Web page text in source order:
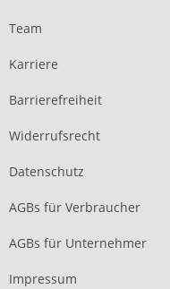
Team
Karriere
Barrierefreiheit
Widerrufsrecht
Datenschutz
AGBs für Verbraucher
AGBs für Unternehmer
Impressum